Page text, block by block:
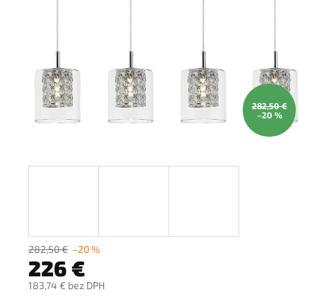
282,50 €
–20 %
282,50 € –20 %
226 €
183,74 € bez DPH